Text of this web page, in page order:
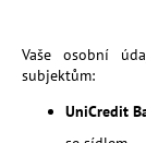
Vaše osobní
subjektům:
UniCredit